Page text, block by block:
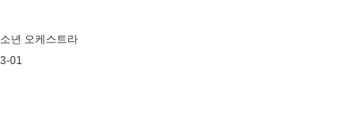
년 오케스트라
01